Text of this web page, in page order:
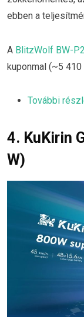
ebben a
A BlitzWolf BW-
kuponmal (~5 410
További
4. KuKirin
W)